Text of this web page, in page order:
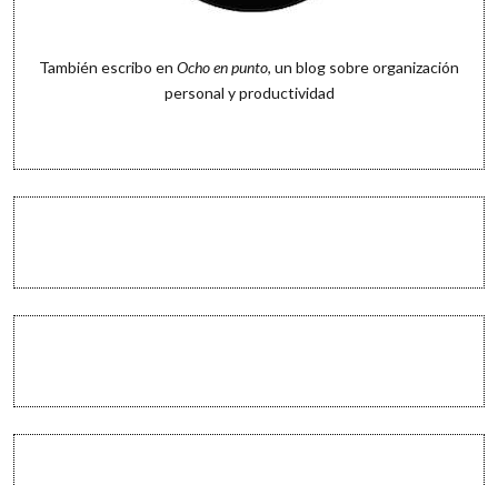
También escribo en Ocho en punto, un blog sobre organización
personal y productividad